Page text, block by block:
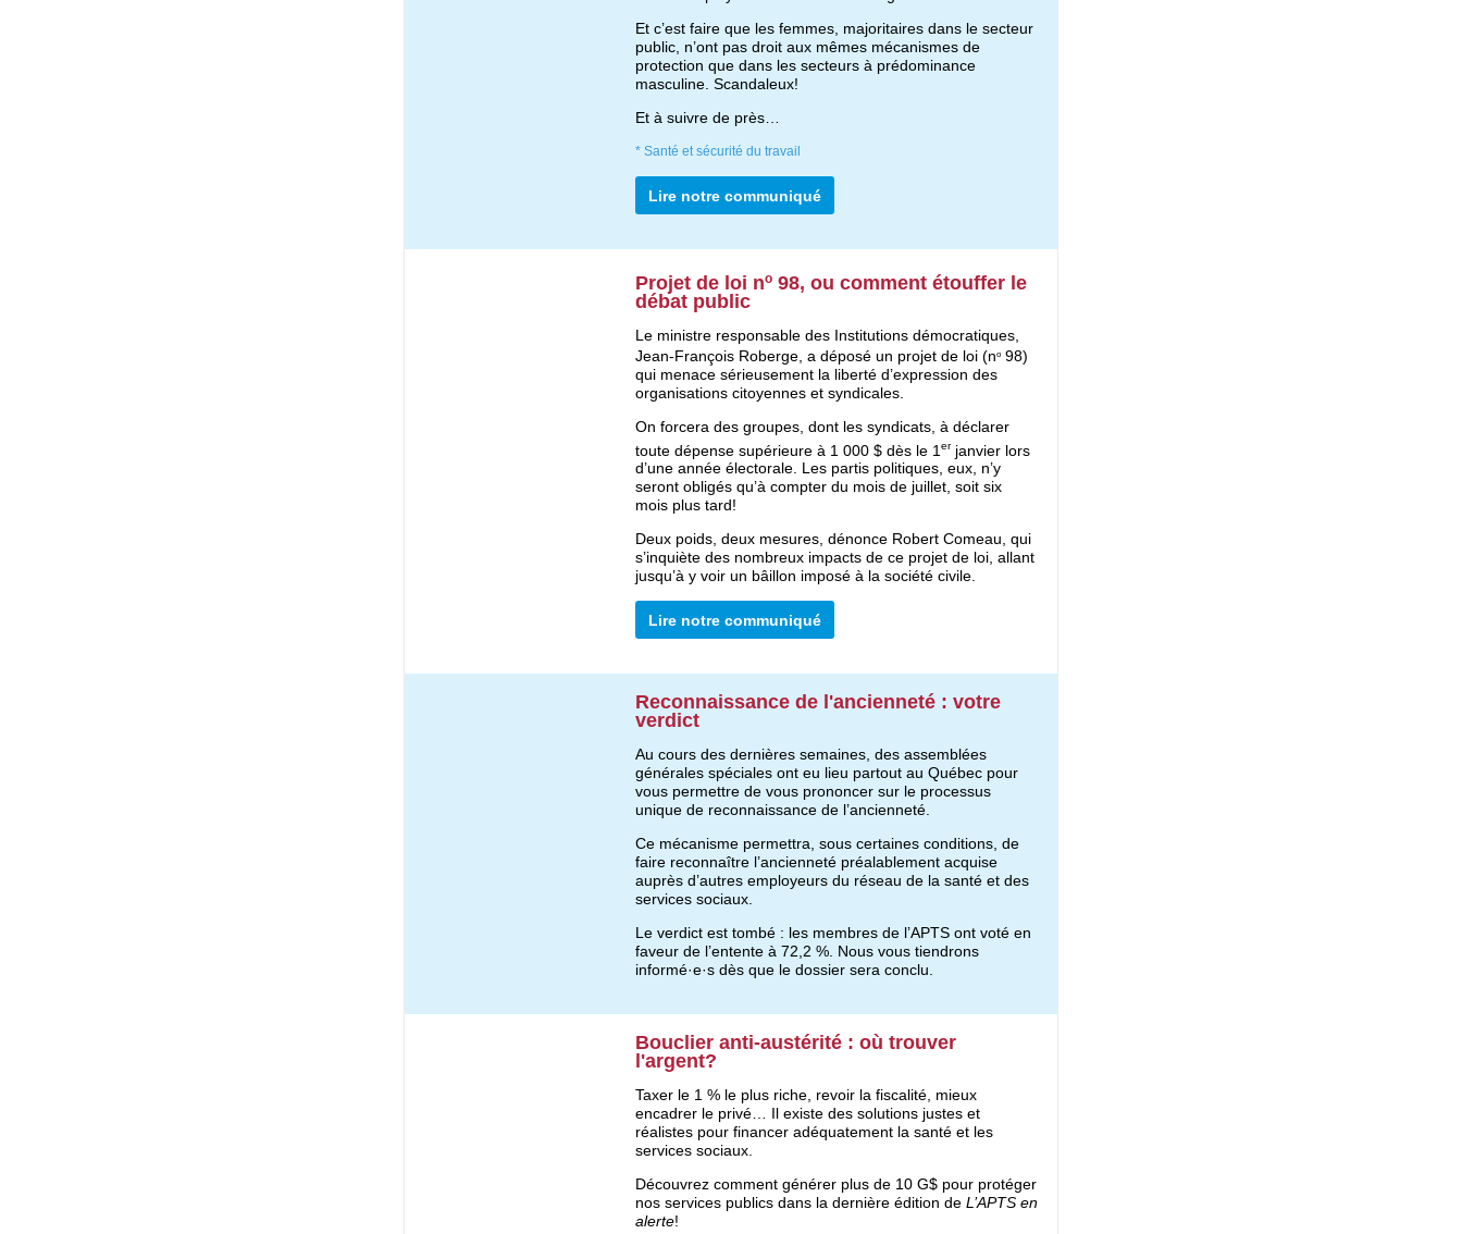
Et c’est faire que les femmes, majoritaires dans le secteur
public, n’ont pas droit aux mêmes mécanismes de
protection que dans les secteurs à prédominance
masculine. Scandaleux!
Et à suivre de près…
* Santé et sécurité du travail
Lire notre communiqué
Projet de loi no 98, ou comment étouffer le
débat public
Le ministre responsable des Institutions démocratiques,
Jean-François Roberge, a déposé un projet de loi (no 98)
qui menace sérieusement la liberté d’expression des
organisations citoyennes et syndicales.
On forcera des groupes, dont les syndicats, à déclarer
toute dépense supérieure à 1 000 $ dès le 1 erjanvier lors
d’une année électorale. Les partis politiques, eux, n’y
seront obligés qu’à compter du mois de juillet, soit six
mois plus tard!
Deux poids, deux mesures, dénonce Robert Comeau, qui
s’inquiète des nombreux impacts de ce projet de loi, allant
jusqu’à y voir un bâillon imposé à la société civile.
Lire notre communiqué
Reconnaissance de l'ancienneté : votre
verdict
Au cours des dernières semaines, des assemblées
générales spéciales ont eu lieu partout au Québec pour
vous permettre de vous prononcer sur le processus
unique de reconnaissance de l’ancienneté.
Ce mécanisme permettra, sous certaines conditions, de
faire reconnaître l’ancienneté préalablement acquise
auprès d’autres employeurs du réseau de la santé et des
services sociaux.
Le verdict est tombé : les membres de l’APTS ont voté en
faveur de l’entente à 72,2 %. Nous vous tiendrons
informé·e·s dès que le dossier sera conclu.
Bouclier anti-austérité : où trouver
l'argent?
Taxer le 1 % le plus riche, revoir la fiscalité, mieux
encadrer le privé… Il existe des solutions justes et
réalistes pour financer adéquatement la santé et les
services sociaux.
Découvrez comment générer plus de 10 G$ pour protéger
nos services publics dans la dernière édition de L’APTS en
alerte!